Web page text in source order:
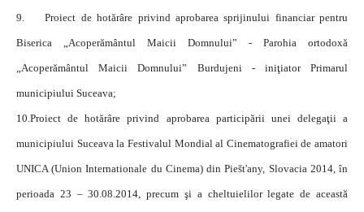
9. Proiect de hotărâre privind aprobarea sprijinului financiar pentru
Biserica „Acoperământul Maicii Domnului” - Parohia ortodoxă
„Acoperământul Maicii Domnului” Burdujeni - iniţiator Primarul
municipiului Suceava;
10.Proiect de hotărâre privind aprobarea participării unei delegaţii a
municipiului Suceava la Festivalul Mondial al Cinematografiei de amatori
UNICA (Union Internationale du Cinema) din Piešt'any, Slovacia 2014, în
perioada 23 – 30.08.2014, precum şi a cheltuielilor legate de această